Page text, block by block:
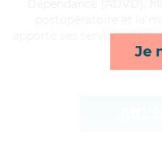
Je
apporte ses services de